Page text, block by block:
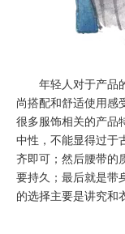
年轻人对于产品的
尚搭配和舒适使用感
很多服饰相关的产品
中性，不能显得过于
齐即可；然后腰带的
要持久；最后就是带
的选择主要是讲究和